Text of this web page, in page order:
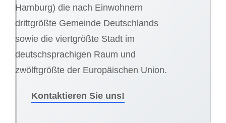
Hamburg) die nach Einwohnern
drittgrößte Gemeinde Deutschlands
sowie die viertgrößte Stadt im
deutschsprachigen Raum und
zwölftgrößte der Europäischen Union.
Kontaktieren Sie uns!